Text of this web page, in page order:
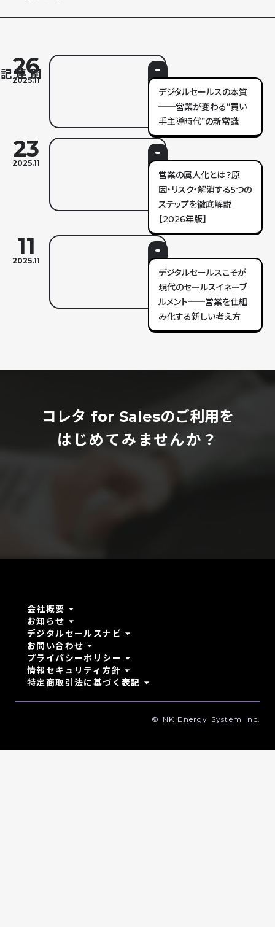
26
2025.11
デジタルセールスの本質
──営業が変わる“買い
手主導時代”の新常識
23
2025.11
営業の属人化とは？原
因・リスク・解消する5つの
ステップを徹底解説
【2026年版】
11
2025.11
デジタルセールスこそが
現代のセールスイネーブ
ルメント──営業を仕組
み化する新しい考え方
コレタ for Salesのご利用を
はじめてみませんか？
会社概要 arrow_drop_down
お知らせ arrow_drop_down
デジタルセールスナビ arrow_drop_down
お問い合わせ arrow_drop_down
プライバシーポリシー arrow_drop_down
情報セキュリティ方針 arrow_drop_down
特定商取引法に基づく表記 arrow_drop_down
© NK Energy System Inc.